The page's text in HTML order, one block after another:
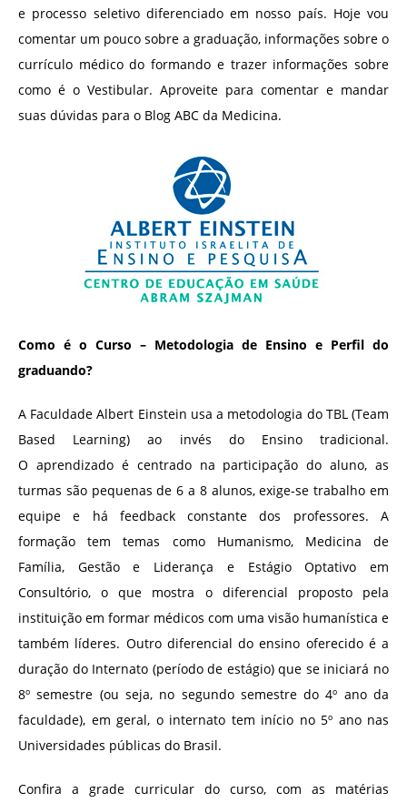
e processo seletivo diferenciado em nosso país. Hoje vou
comentar um pouco sobre a graduação, informações sobre o
currículo médico do formando e trazer informações sobre
como é o Vestibular. Aproveite para comentar e mandar
suas dúvidas para o Blog ABC da Medicina.
Como é o Curso – Metodologia de Ensino e Perfil do
graduando?
A Faculdade Albert Einstein usa a metodologia do TBL (Team
Based Learning) ao invés do Ensino tradicional.
O aprendizado é centrado na participação do aluno, as
turmas são pequenas de 6 a 8 alunos, exige-se trabalho em
equipe e há feedback constante dos professores. A
formação tem temas como Humanismo, Medicina de
Família, Gestão e Liderança e Estágio Optativo em
Consultório, o que mostra o diferencial proposto pela
instituição em formar médicos com uma visão humanística e
também líderes. Outro diferencial do ensino oferecido é a
duração do Internato (período de estágio) que se iniciará no
8º semestre (ou seja, no segundo semestre do 4º ano da
faculdade), em geral, o internato tem início no 5º ano nas
Universidades públicas do Brasil.
Confira a grade curricular do curso, com as matérias